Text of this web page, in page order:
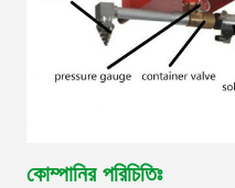
কোম্পানির পরিচিতিঃ